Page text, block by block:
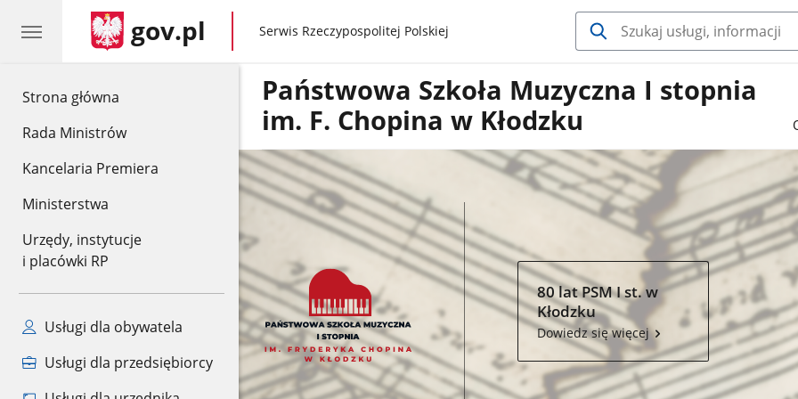
Strona główna
Rada Ministrów
Kancelaria Premiera
Ministerstwa
Urzędy, instytucje
i placówki RP
Usługi dla obywatela
Usługi dla przedsiębiorcy
gov.pl gov.pl
Serwis Rzeczypospolitej Polskiej
Państwowa Szkoła Muzyczna I stopnia
im. F. Chopina w Kłodzku
80 lat PSM I st. w
Kłodzku
Dowiedz się więcej